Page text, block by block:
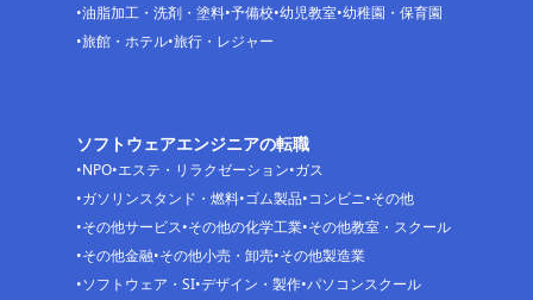
油脂加工・洗剤・塗料 予備校 幼児教室 幼稚園・保育園
旅館・ホテル 旅行・レジャー
ソフトウェアエンジニアの転職
NPO エステ・リラクゼーション ガス
ガソリンスタンド・燃料 ゴム製品 コンビニ その他
その他サービス その他の化学工業 その他教室・スクール
その他金融 その他小売・卸売 その他製造業
ソフトウェア・SI デザイン・製作 パソコンスクール